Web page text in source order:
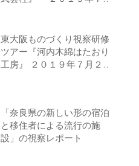
東大阪ものづくり視察研修
ツアー『河内木綿はたおり
工房』 ２０１９年７月２０
「奈良県の新しい形の宿泊
と移住者による流行の施
設」の視察レポート